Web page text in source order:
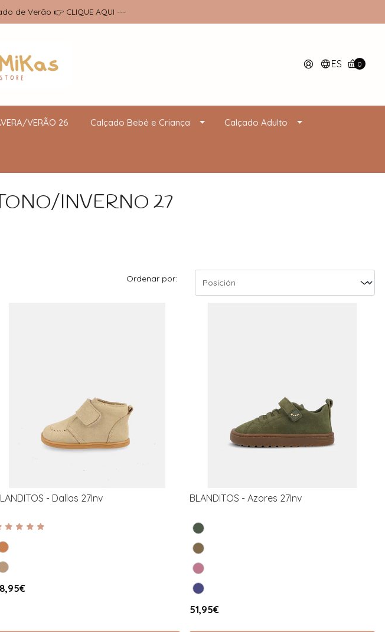
de Verão 👉 CLIQUE AQUI ---
ES 0
VERÃO 26 Calçado Bebé e Criança Calçado Adulto
INVERNO 27
Ordenar por:
- Dallas 27Inv BLANDITOS - Azores 27Inv
51,95€